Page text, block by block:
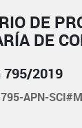
DE
DE
795/2019
APN-